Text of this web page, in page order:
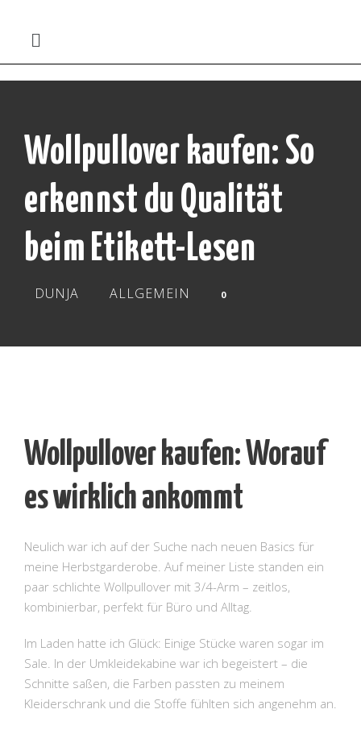
Wollpullover kaufen: So
erkennst du Qualität
beim Etikett-Lesen
DUNJA ALLGEMEIN 0
Wollpullover kaufen: Worauf
es wirklich ankommt
Neulich war ich auf der Suche nach neuen Basics für
meine Herbstgarderobe. Auf meiner Liste standen ein
paar schlichte Wollpullover mit 3/4-Arm – zeitlos,
kombinierbar, perfekt für Büro und Alltag.
Im Laden hatte ich Glück: Einige Stücke waren sogar im
Sale. In der Umkleidekabine war ich begeistert – die
Schnitte saßen, die Farben passten zu meinem
Kleiderschrank und die Stoffe fühlten sich angenehm an.